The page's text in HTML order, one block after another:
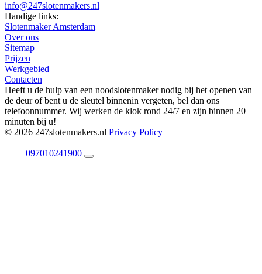
info@247slotenmakers.nl
Handige links:
Slotenmaker Amsterdam
Over ons
Sitemap
Prijzen
Werkgebied
Contacten
Heeft u de hulp van een noodslotenmaker nodig bij het openen van
de deur of bent u de sleutel binnenin vergeten, bel dan ons
telefoonnummer. Wij werken de klok rond 24/7 en zijn binnen 20
minuten bij u!
© 2026 247slotenmakers.nl Privacy Policy
097010241900